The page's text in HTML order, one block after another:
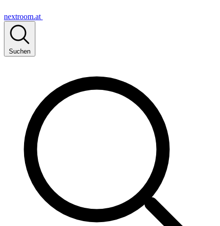
nextroom.at
Suchen